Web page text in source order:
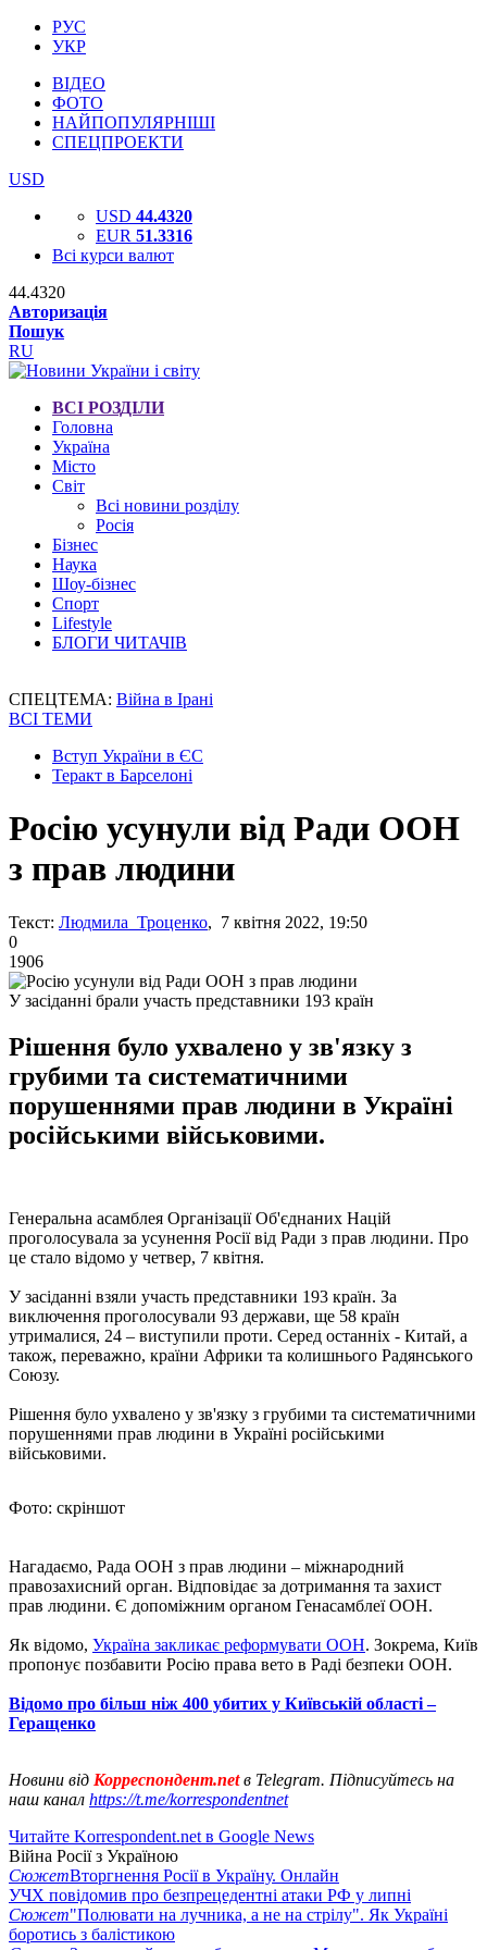
РУС
УКР
ВІДЕО
ФОТО
НАЙПОПУЛЯРНІШІ
СПЕЦПРОЕКТИ
USD
USD 44.4320
EUR 51.3316
Всі курси валют
44.4320
Авторизація
Пошук
RU
ВСІ РОЗДІЛИ
Головна
Україна
Місто
Світ
Всі новини розділу
Росія
Бізнес
Наука
Шоу-бізнес
Спорт
Lifestyle
БЛОГИ ЧИТАЧІВ
СПЕЦТЕМА: Війна в Ірані
ВСІ ТЕМИ
Вступ України в ЄС
Теракт в Барселоні
Росію усунули від Ради ООН
з прав людини
Текст: Людмила Троценко, 7 квітня 2022, 19:50
0
1906
У засіданні брали участь представники 193 країн
Рішення було ухвалено у зв'язку з
грубими та систематичними
порушеннями прав людини в Україні
російськими військовими.
Генеральна асамблея Організації Об'єднаних Націй
проголосувала за усунення Росії від Ради з прав людини. Про
це стало відомо у четвер, 7 квітня.
У засіданні взяли участь представники 193 країн. За
виключення проголосували 93 держави, ще 58 країн
утрималися, 24 – виступили проти. Серед останніх - Китай, а
також, переважно, країни Африки та колишнього Радянського
Союзу.
Рішення було ухвалено у зв'язку з грубими та систематичними
порушеннями прав людини в Україні російськими
військовими.
Фото: скріншот
Нагадаємо, Рада ООН з прав людини – міжнародний
правозахисний орган. Відповідає за дотримання та захист
прав людини. Є допоміжним органом Генасамблеї ООН.
Як відомо, Україна закликає реформувати ООН. Зокрема, Київ
пропонує позбавити Росію права вето в Раді безпеки ООН.
Відомо про більш ніж 400 убитих у Київській області –
Геращенко
Новини від Корреспондент.netв Telegram. Підписуйтесь на
наш канал https://t.me/korrespondentnet
Читайте Korrespondent.net в Google News
Війна Росії з Україною
СюжетВторгнення Росії в Україну. Онлайн
УЧХ повідомив про безпрецедентні атаки РФ у липні
Сюжет"Полювати на лучника, а не на стрілу". Як Україні
боротись з балістикою